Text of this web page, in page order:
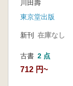
第七章 近世
はじめに
第二節 や
第三節 朝
再興図絵」
おわりに
川田壽
東京堂出版
新刊 在庫なし
古書 2 点
712 円~